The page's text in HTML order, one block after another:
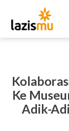
Ke
Adik-